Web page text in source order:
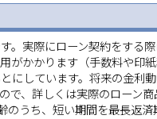
。実際にローン契約をする
かかります（手数料や印
しています。将来の金利
、詳しくは実際のローン商
うち、短い期間を最長返済